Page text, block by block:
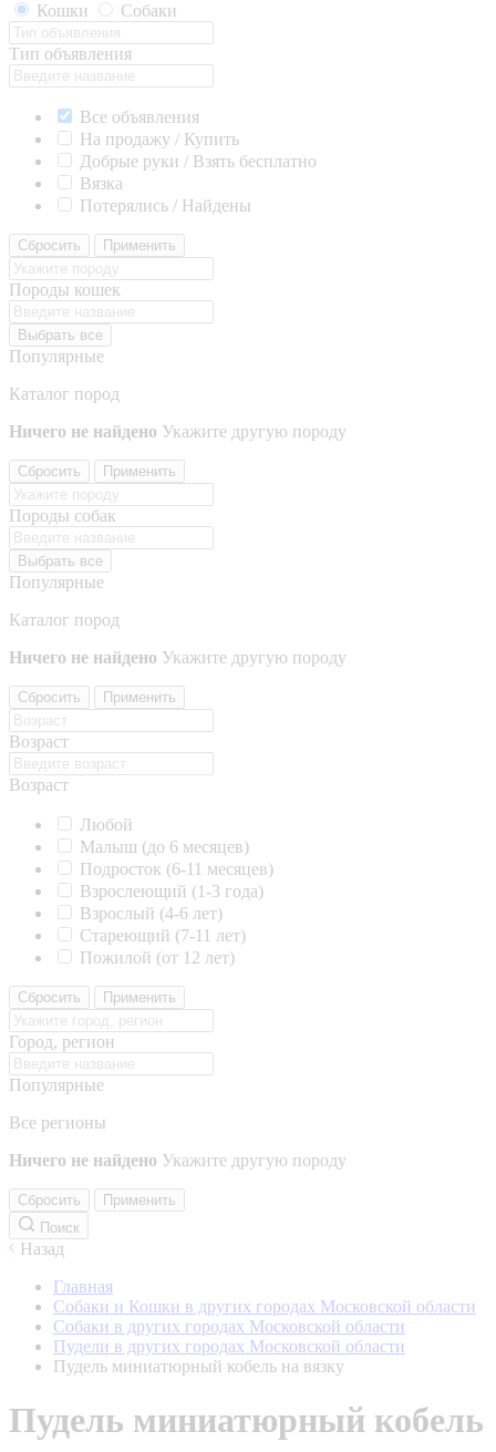
Кошки
Собаки
Тип объявления
Все объявления
На продажу / Купить
Добрые руки / Взять бесплатно
Вязка
Потерялись / Найдены
Сбросить Применить
Породы кошек
Выбрать все
Популярные
Каталог пород
Ничего не найдено Укажите другую породу
Сбросить Применить
Породы собак
Выбрать все
Популярные
Каталог пород
Ничего не найдено Укажите другую породу
Сбросить Применить
Возраст
Возраст
Любой
Малыш (до 6 месяцев)
Подросток (6-11 месяцев)
Взрослеющий (1-3 года)
Взрослый (4-6 лет)
Стареющий (7-11 лет)
Пожилой (от 12 лет)
Сбросить Применить
Город, регион
Популярные
Все регионы
Ничего не найдено Укажите другую породу
Сбросить
Применить
Поиск
Назад
Главная
Собаки и Кошки в других городах Московской области
Собаки в других городах Московской области
Пудели в других городах Московской области
Пудель миниатюрный кобель на вязку
Пудель миниатюрный кобель